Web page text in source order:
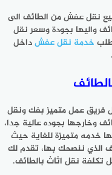
نقل عفش من الطائف الى
واليها بجودة وسعر نقل
خدمة نقل عفشداخل
فريق عمل متميز بفك ونقل
وخارجها بجوده عالية جدا،
خدمه متميزة للغاية حيث
الذي ننصحك بها، تقدم لك
تكلفة نقل اثاث بالطائف.